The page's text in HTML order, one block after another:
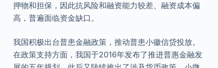
押物和担保，因此抗风险和融资能力较差、融资成本偏
高，普遍面临资金缺口。
我国积极出台普患金融政策，推动普患小徽信贷投放。
在政策支持方面，我国于2016年发布了推进普惠金融发